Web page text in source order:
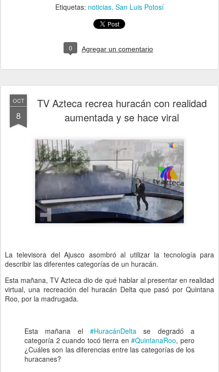
Etiquetas: noticias San Luis Potosí
0 Agregar un comentario
OCT
8
TV Azteca recrea huracán con realidad
aumentada y se hace viral
La televisora del Ajusco asombró al utilizar la tecnología para
describir las diferentes categorías de un huracán.
Esta mañana, TV Azteca dio de qué hablar al presentar en realidad
virtual, una recreación del huracán Delta que pasó por Quintana
Roo, por la madrugada.
Esta mañana el #HuracánDelta se degradó a
categoría 2 cuando tocó tierra en#QuintanaRoo, pero
¿Cuáles son las diferencias entre las categorías de los
huracanes?